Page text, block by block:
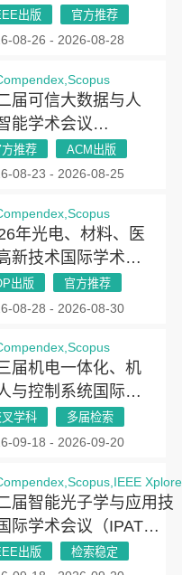
）
出版 官方推荐
08-26 - 2026-08-28
届可信大数据与人
能学术会议
2026)
方推荐 ACM出版
08-23 - 2026-08-25
年光电、材料、医
新技术国际学术会
第三届人工智能、
子学与光学技术国
）
出版 官方推荐
08-28 - 2026-08-30
届机电一体化、机
与控制系统国际学
议(MRCS 2026)
学科 多届检索
09-18 - 2026-09-20
Xplore
届智能光子学与应用技
际学术会议（IPAT
）
出版 检索稳定